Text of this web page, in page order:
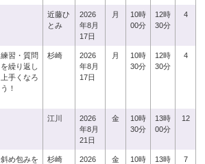
近藤ひ
とみ
2026
年8月
17日
月
10時
00分
12時
30分
4
練習・質問
を繰り返し
上手くなろ
う！
杉崎
2026
年8月
17日
月
10時
30分
12時
30分
4
江川
2026
年8月
21日
金
10時
30分
13時
00分
12
斜め包みを
杉崎
2026
金
10時
13時
7